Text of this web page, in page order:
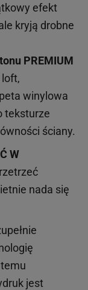
efekt
kryją drobne
PREMIUM
winylowa
teksturze
ściany.
W
nada się
jest